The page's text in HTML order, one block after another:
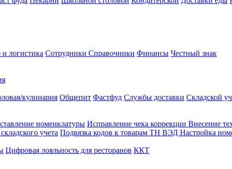
логистика Сотрудники Справочники Финансы Честный знак
кулинария Общепит Фастфуд Службы доставки Складской
номенклатуры Исправление чека коррекции Внесение
учета Подвязка кодов к товарам ТН ВЭД Настройка
Цифровая лояльность для ресторанов ККТ